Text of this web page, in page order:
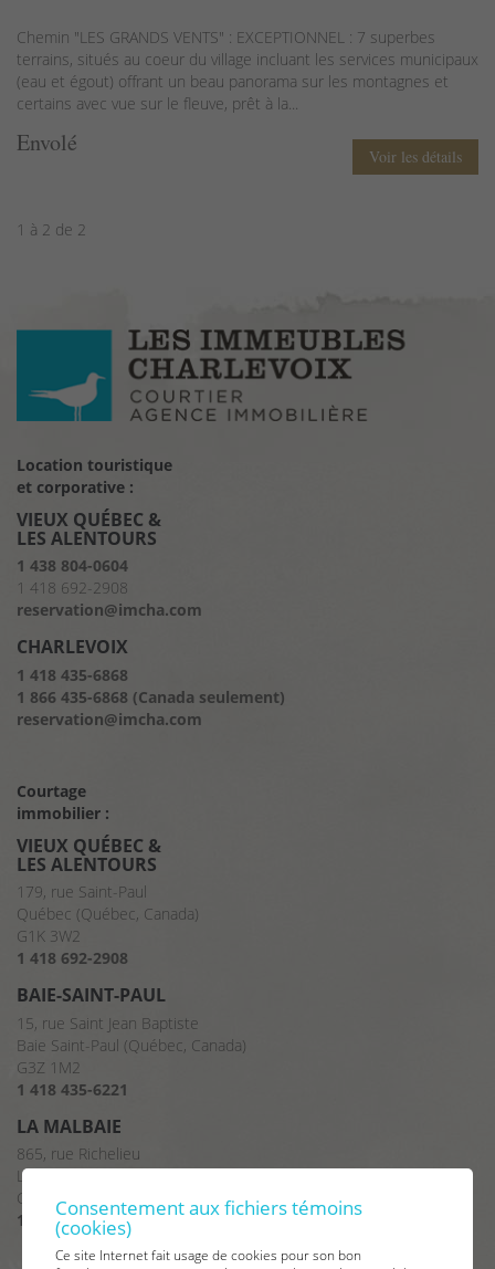
Chemin "LES GRANDS VENTS" : EXCEPTIONNEL : 7 superbes
terrains, situés au coeur du village incluant les services municipaux
(eau et égout) offrant un beau panorama sur les montagnes et
certains avec vue sur le fleuve, prêt à la...
Envolé Voir les détails
1 à 2 de 2
Location touristique
et corporative :
VIEUX QUÉBEC &
LES ALENTOURS
1 438 804-0604
1 418 692-2908
reservation@imcha.com
CHARLEVOIX
1 418 435-6868
1 866 435-6868 (Canada seulement)
reservation@imcha.com
Courtage
immobilier :
VIEUX QUÉBEC &
LES ALENTOURS
179, rue Saint-Paul
Québec (Québec, Canada)
G1K 3W2
1 418 692-2908
BAIE-SAINT-PAUL
15, rue Saint Jean Baptiste
Baie Saint-Paul (Québec, Canada)
G3Z 1M2
1 418 435-6221
LA MALBAIE
865, rue Richelieu
La Malbaie (Québec, Canada)
G5A 2X8
1 418 665-2375
Consentement aux fichiers témoins
(cookies)
Ce site Internet fait usage de cookies pour son bon